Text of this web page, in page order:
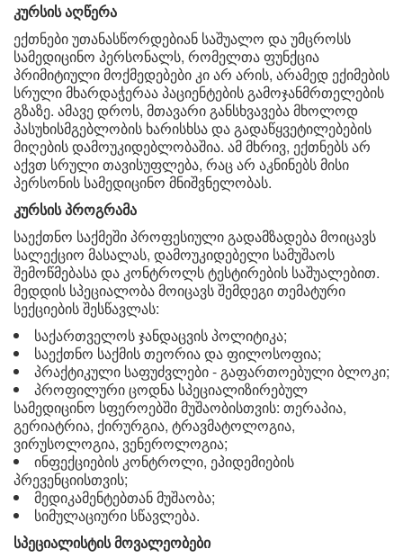
კურსის აღწერა
ექთნები უთანასწორდებიან საშუალო და უმცროსს
სამედიცინო პერსონალს, რომელთა ფუნქცია
პრიმიტიული მოქმედებები კი არ არის, არამედ ექიმების
სრული მხარდაჭერაა პაციენტების გამოჯანმრთელების
გზაზე. ამავე დროს, მთავარი განსხვავება მხოლოდ
პასუხისმგებლობის ხარისხსა და გადაწყვეტილებების
მიღების დამოუკიდებლობაშია. ამ მხრივ, ექთნებს არ
აქვთ სრული თავისუფლება, რაც არ აკნინებს მისი
პერსონის სამედიცინო მნიშვნელობას.
კურსის პროგრამა
საექთნო საქმეში პროფესიული გადამზადება მოიცავს
სალექციო მასალას, დამოუკიდებელი სამუშაოს
შემოწმებასა და კონტროლს ტესტირების საშუალებით.
მედდის სპეციალობა მოიცავს შემდეგი თემატური
სექციების შესწავლას:
საქართველოს ჯანდაცვის პოლიტიკა;
საექთნო საქმის თეორია და ფილოსოფია;
პრაქტიკული საფუძვლები - გაფართოებული ბლოკი;
პროფილური ცოდნა სპეციალიზირებულ
სამედიცინო სფეროებში მუშაობისთვის: თერაპია,
გერიატრია, ქირურგია, ტრავმატოლოგია,
ვირუსოლოგია, ვენეროლოგია;
ინფექციების კონტროლი, ეპიდემიების
პრევენციისთვის;
მედიკამენტებთან მუშაობა;
სიმულაციური სწავლება.
სპეციალისტის მოვალეობები